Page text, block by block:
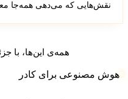
نقش‌هایی که می‌دهی همه‌جا
همه‌ی این‌ها، با
هوش مصنوعی برای کادر